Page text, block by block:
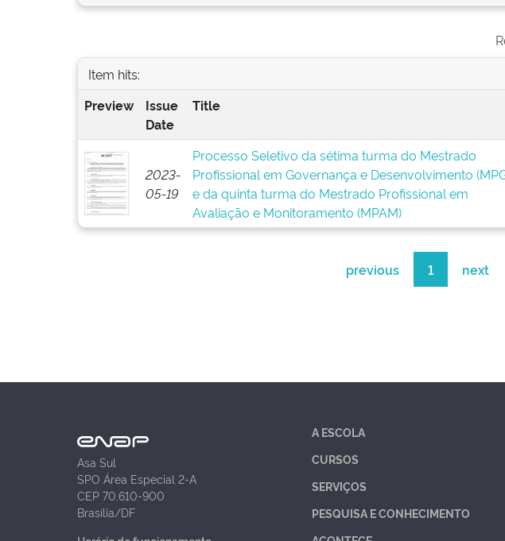
Item hits:
Preview
Issue
Date
Title
2023-
05-19
Processo Seletivo da sétima turma do Mestrado
Profissional em Governança e Desenvolvimento
e da quinta turma do Mestrado Profissional em
Avaliação e Monitoramento (MPAM)
previous 1 next
Asa Sul
SPO Área Especial 2-A
CEP 70.610-900
Brasília/DF
A ESCOLA
CURSOS
SERVIÇOS
PESQUISA E CONHECIMENTO